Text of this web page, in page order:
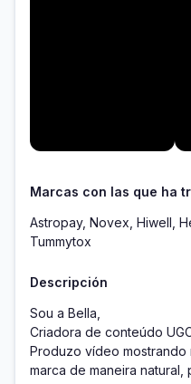
Marcas con las que ha
Astropay, Novex, Hiwell,
Tummytox
Descripción
Sou a Bella,
Criadora de conteúdo
Produzo vídeo mostrando
marca de maneira